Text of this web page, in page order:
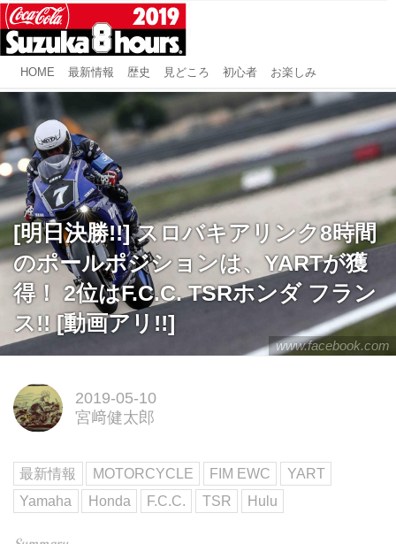
HOME 最新情報 歴史 見どころ 初心者 お楽しみ
www.facebook.com
[明日決勝!!] スロバキアリンク8時間
のポールポジションは、YARTが獲
得！ 2位はF.C.C. TSRホンダ フラン
ス!! [動画アリ!!]
2019-05-10
宮﨑健太郎
最新情報 MOTORCYCLE FIM EWC
YART
Yamaha
Honda F.C.C. TSR Hulu